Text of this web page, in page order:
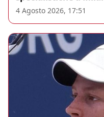
4 Agosto 2026, 17:51